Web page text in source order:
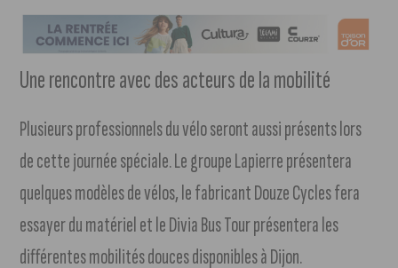
Une rencontre avec des acteurs de la mobilité
Plusieurs professionnels du vélo seront aussi présents lors
de cette journée spéciale. Le groupe Lapierre présentera
quelques modèles de vélos, le fabricant Douze Cycles fera
essayer du matériel et le Divia Bus Tour présentera les
différentes mobilités douces disponibles à Dijon.